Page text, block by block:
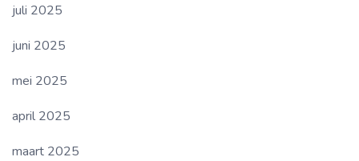
juli 2025
juni 2025
mei 2025
april 2025
maart 2025